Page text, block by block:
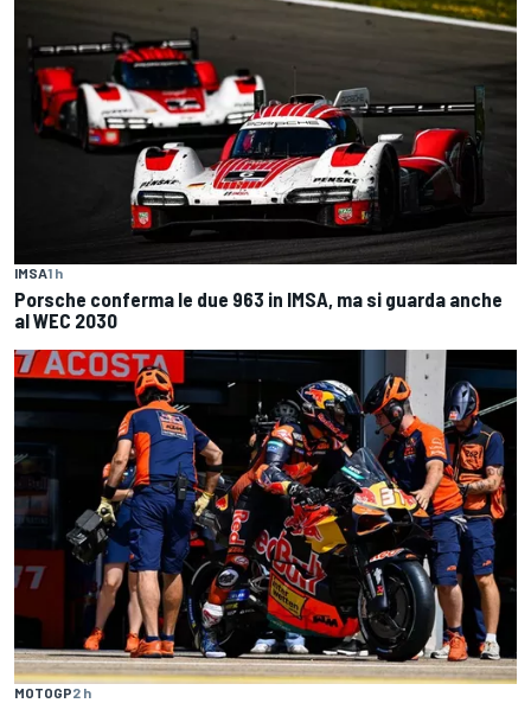
IMSA1 h
Porsche conferma le due 963 in IMSA, ma si guarda anche
al WEC 2030
MOTOGP2 h